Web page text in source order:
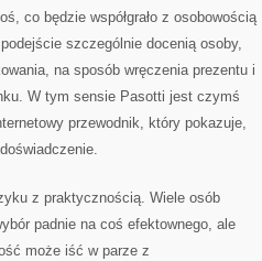
co będzie współgrało z osobowością
szczególnie docenią osoby,
na sposób wręczenia prezentu i
W tym sensie Pasotti jest czymś
przewodnik, który pokazuje,
z praktycznością. Wiele osób
padnie na coś efektownego, ale
może iść w parze z